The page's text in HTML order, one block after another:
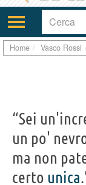
Attiva/disattiva
navigazione
Home Vasco Rossi
“Sei
un po'
ma non
certo unica